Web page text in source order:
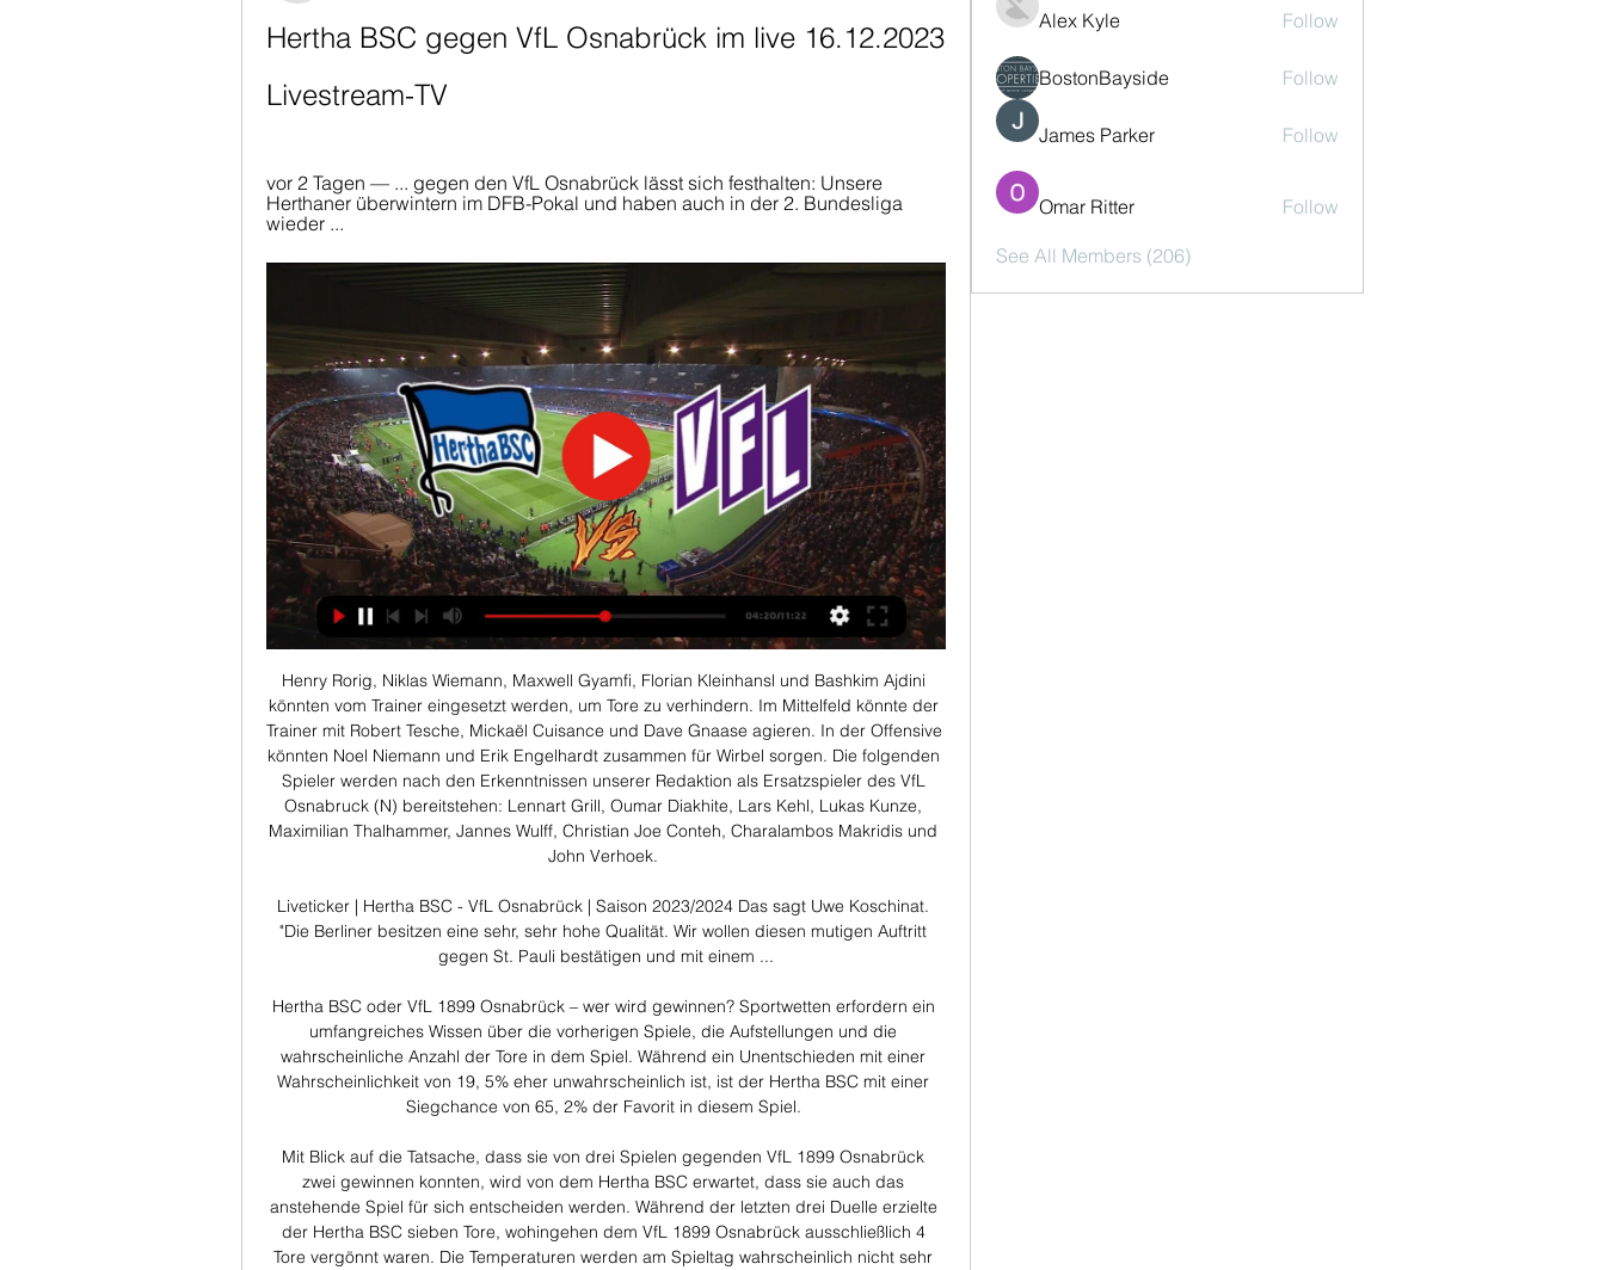
Hertha BSC gegen VfL Osnabrück im live 16.12.2023
Livestream-TV
vor 2 Tagen — ... gegen den VfL Osnabrück lässt sich festhalten: Unsere
Herthaner überwintern im DFB-Pokal und haben auch in der 2. Bundesliga
wieder ...
Henry Rorig, Niklas Wiemann, Maxwell Gyamfi, Florian Kleinhansl und Bashkim Ajdini
könnten vom Trainer eingesetzt werden, um Tore zu verhindern. Im Mittelfeld könnte der
Trainer mit Robert Tesche, Mickaël Cuisance und Dave Gnaase agieren. In der Offensive
könnten Noel Niemann und Erik Engelhardt zusammen für Wirbel sorgen. Die folgenden
Spieler werden nach den Erkenntnissen unserer Redaktion als Ersatzspieler des VfL
Osnabruck (N) bereitstehen: Lennart Grill, Oumar Diakhite, Lars Kehl, Lukas Kunze,
Maximilian Thalhammer, Jannes Wulff, Christian Joe Conteh, Charalambos Makridis und
John Verhoek.
Liveticker | Hertha BSC - VfL Osnabrück | Saison 2023/2024 Das sagt Uwe Koschinat.
"Die Berliner besitzen eine sehr, sehr hohe Qualität. Wir wollen diesen mutigen Auftritt
gegen St. Pauli bestätigen und mit einem ...
Hertha BSC oder VfL 1899 Osnabrück – wer wird gewinnen? Sportwetten erfordern ein
umfangreiches Wissen über die vorherigen Spiele, die Aufstellungen und die
wahrscheinliche Anzahl der Tore in dem Spiel. Während ein Unentschieden mit einer
Wahrscheinlichkeit von 19, 5% eher unwahrscheinlich ist, ist der Hertha BSC mit einer
Siegchance von 65, 2% der Favorit in diesem Spiel.
Mit Blick auf die Tatsache, dass sie von drei Spielen gegenden VfL 1899 Osnabrück
zwei gewinnen konnten, wird von dem Hertha BSC erwartet, dass sie auch das
anstehende Spiel für sich entscheiden werden. Während der letzten drei Duelle erzielte
der Hertha BSC sieben Tore, wohingehen dem VfL 1899 Osnabrück ausschließlich 4
Tore vergönnt waren. Die Temperaturen werden am Spieltag wahrscheinlich nicht sehr
Alex Kyle Follow
BostonBayside Follow
James Parker Follow
Omar Ritter Follow
See All Members (206)